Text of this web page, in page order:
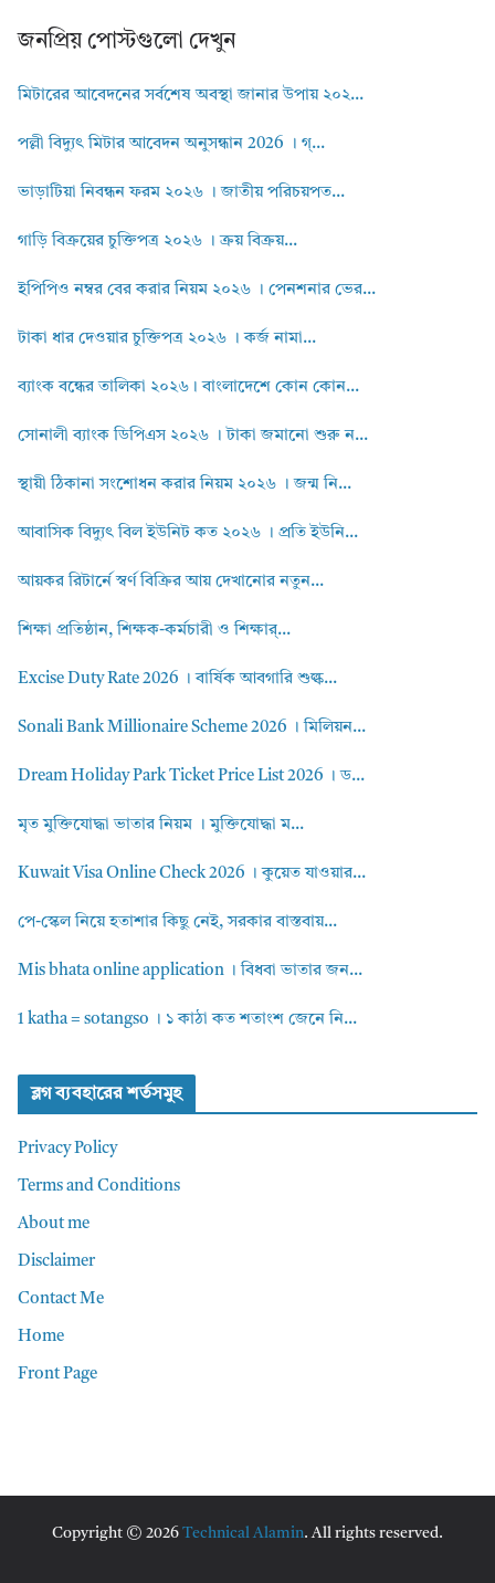
জনপ্রিয় পোস্টগুলো দেখুন
মিটারের আবেদনের সর্বশেষ অবস্থা জানার উপায় ২০২...
পল্লী বিদ্যুৎ মিটার আবেদন অনুসন্ধান 2026 । গ্...
ভাড়াটিয়া নিবন্ধন ফরম ২০২৬ । জাতীয় পরিচয়পত...
গাড়ি বিক্রয়ের চুক্তিপত্র ২০২৬ । ক্রয় বিক্রয়...
ইপিপিও নম্বর বের করার নিয়ম ২০২৬ । পেনশনার ভের...
টাকা ধার দেওয়ার চুক্তিপত্র ২০২৬ । কর্জ নামা...
ব্যাংক বন্ধের তালিকা ২০২৬। বাংলাদেশে কোন কোন...
সোনালী ব্যাংক ডিপিএস ২০২৬ । টাকা জমানো শুরু ন...
স্থায়ী ঠিকানা সংশোধন করার নিয়ম ২০২৬ । জন্ম নি...
আবাসিক বিদ্যুৎ বিল ইউনিট কত ২০২৬ । প্রতি ইউনি...
আয়কর রিটার্নে স্বর্ণ বিক্রির আয় দেখানোর নতুন...
শিক্ষা প্রতিষ্ঠান, শিক্ষক-কর্মচারী ও শিক্ষার্...
Excise Duty Rate 2026 । বার্ষিক আবগারি শুল্ক...
Sonali Bank Millionaire Scheme 2026 । মিলিয়ন...
Dream Holiday Park Ticket Price List 2026 । ড...
মৃত মুক্তিযোদ্ধা ভাতার নিয়ম । মুক্তিযোদ্ধা ম...
Kuwait Visa Online Check 2026 । কুয়েত যাওয়ার...
পে-স্কেল নিয়ে হতাশার কিছু নেই, সরকার বাস্তবায়...
Mis bhata online application । বিধবা ভাতার জন...
1 katha = sotangso । ১ কাঠা কত শতাংশ জেনে নি...
ব্লগ ব্যবহারের শর্তসমুহ
Privacy Policy
Terms and Conditions
About me
Disclaimer
Contact Me
Home
Front Page
Copyright © 2026 Technical Alamin. All rights reserved.